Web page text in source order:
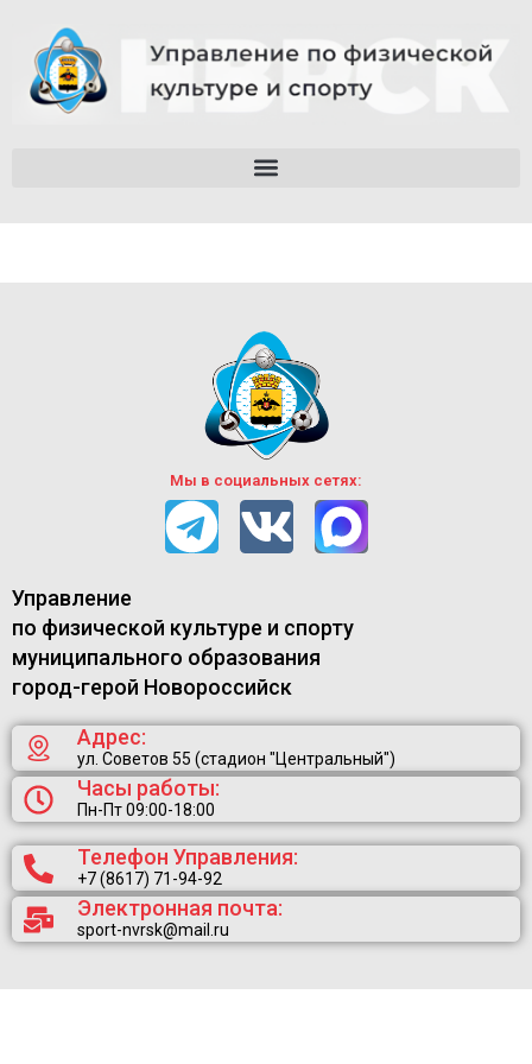
Мы в социальных сетях:
Управление
по физической культуре и спорту
муниципального образования
город-герой Новороссийск
Адрес:
ул. Советов 55 (стадион "Центральный")
Часы работы:
Пн-Пт 09:00-18:00
Телефон Управления:
+7 (8617) 71-94-92
Электронная почта:
sport-nvrsk@mail.ru